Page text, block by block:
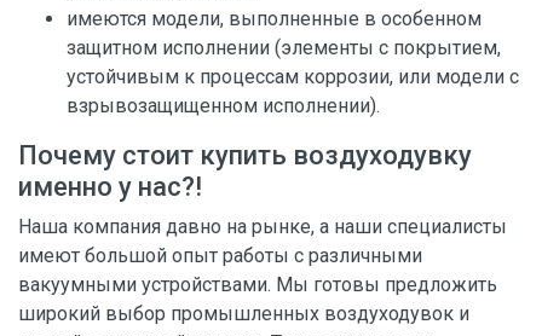
имеются модели, выполненные в особенном
защитном исполнении (элементы с покрытием,
устойчивым к процессам коррозии, или модели с
взрывозащищенном исполнении).
Почему стоит купить воздуходувку
именно у нас?!
Наша компания давно на рынке, а наши специалисты
имеют большой опыт работы с различными
вакуумными устройствами. Мы готовы предложить
широкий выбор промышленных воздуходувок и